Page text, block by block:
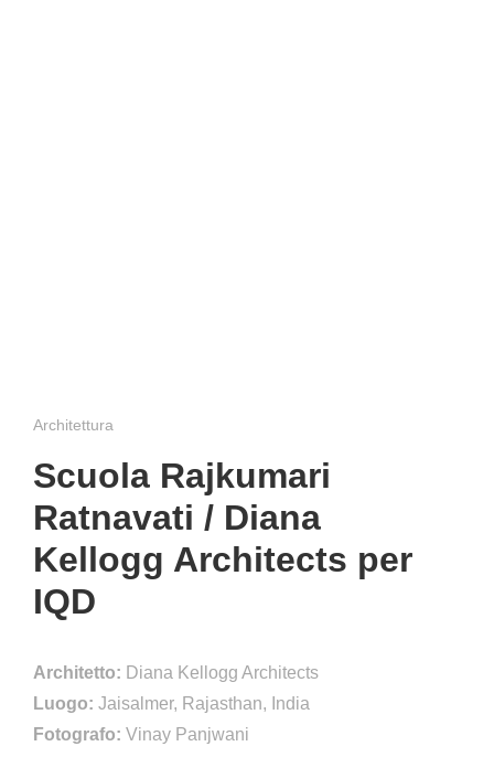
Architettura
Scuola Rajkumari
Ratnavati / Diana
Kellogg Architects per
IQD
Architetto: Diana Kellogg Architects
Luogo: Jaisalmer, Rajasthan, India
Fotografo: Vinay Panjwani